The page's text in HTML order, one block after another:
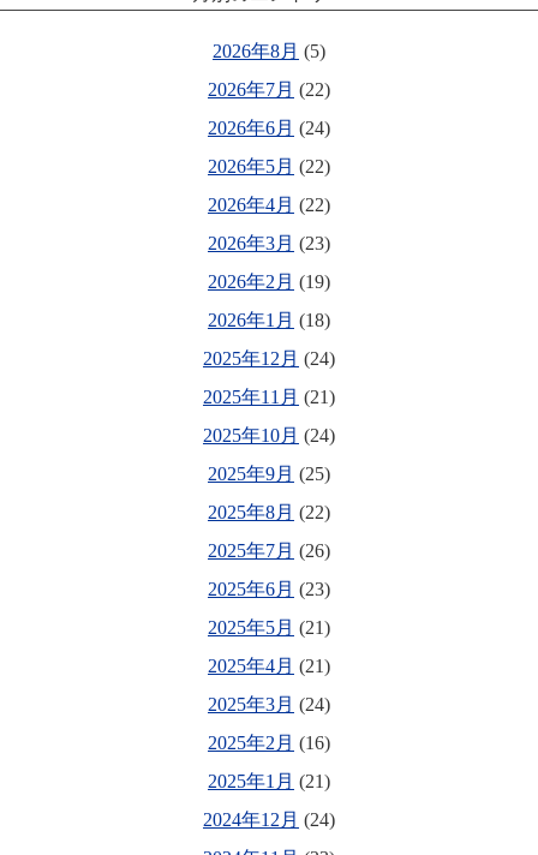
2026年8月 (5)
2026年7月 (22)
2026年6月 (24)
2026年5月 (22)
2026年4月 (22)
2026年3月 (23)
2026年2月 (19)
2026年1月 (18)
2025年12月 (24)
2025年11月 (21)
2025年10月 (24)
2025年9月 (25)
2025年8月 (22)
2025年7月 (26)
2025年6月 (23)
2025年5月 (21)
2025年4月 (21)
2025年3月 (24)
2025年2月 (16)
2025年1月 (21)
2024年12月 (24)